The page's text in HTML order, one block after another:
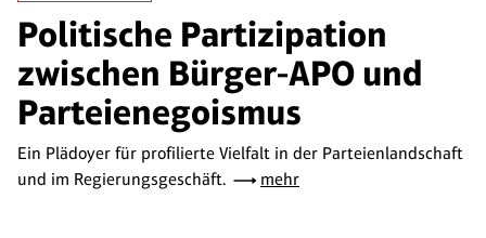
Politische Partizipation
zwischen Bürger-APO und
Parteienegoismus
Ein Plädoyer für profilierte Vielfalt in der Parteienlandschaft
und im Regierungsgeschäft.
mehr